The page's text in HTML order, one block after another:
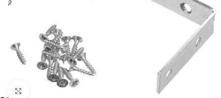
Clic para ampliar